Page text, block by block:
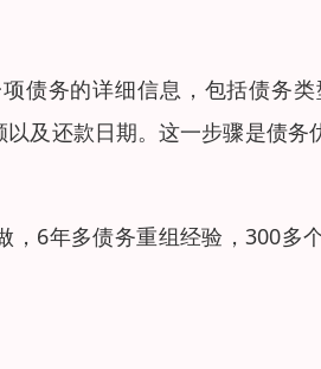
债务的详细信息，包括债务
及还款日期。这一步骤是债
，6年多债务重组经验，300多